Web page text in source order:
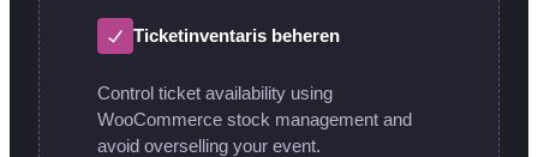
Ticketinventaris beheren
Control ticket availability using
WooCommerce stock management and
avoid overselling your event.